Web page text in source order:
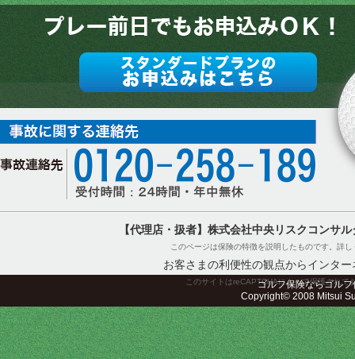
【代理店・扱者】株式会社中央リスクコンサ
このページは保険の特徴を説明したものです。詳
お客さまの利便性の観点からインタ
このサイトはreCAPTCHAによって保護されて
ゴルフ保険ならゴル
Copyright© 2008 Mitsui